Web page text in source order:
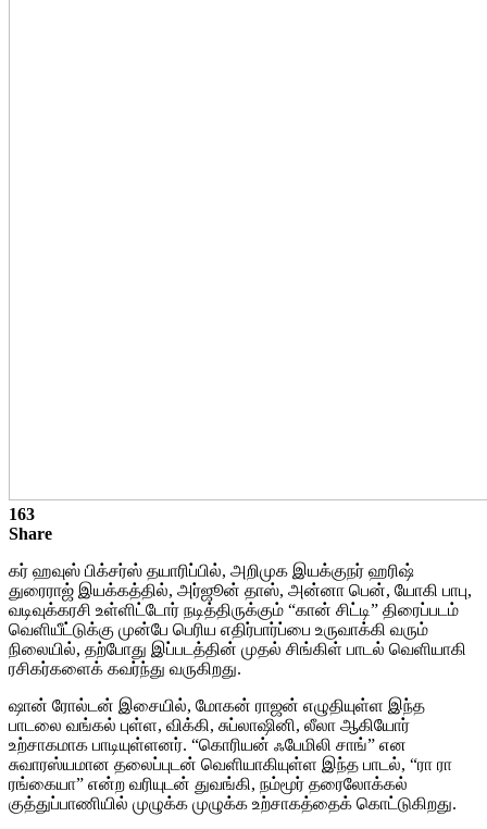
163
Share
கர் ஹவுஸ் பிக்சர்ஸ் தயாரிப்பில், அறிமுக இயக்குநர் ஹரிஷ்
துரைராஜ் இயக்கத்தில், அர்ஜூன் தாஸ், அன்னா பென், யோகி பாபு,
வடிவுக்கரசி உள்ளிட்டோர் நடித்திருக்கும் “கான் சிட்டி” திரைப்படம்
வெளியீட்டுக்கு முன்பே பெரிய எதிர்பார்ப்பை உருவாக்கி வரும்
நிலையில், தற்போது இப்படத்தின் முதல் சிங்கிள் பாடல் வெளியாகி
ரசிகர்களைக் கவர்ந்து வருகிறது.
ஷான் ரோல்டன் இசையில், மோகன் ராஜன் எழுதியுள்ள இந்த
பாடலை வங்கல் புள்ள, விக்கி, சுப்லாஷினி, லீலா ஆகியோர்
உற்சாகமாக பாடியுள்ளனர். “கொரியன் ஃபேமிலி சாங்” என
சுவாரஸ்யமான தலைப்புடன் வெளியாகியுள்ள இந்த பாடல், “ரா ரா
ரங்கையா” என்ற வரியுடன் துவங்கி, நம்மூர் தரைலோக்கல்
குத்துப்பாணியில் முழுக்க முழுக்க உற்சாகத்தைக் கொட்டுகிறது.